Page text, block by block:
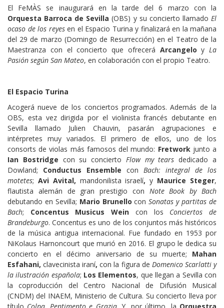
El FeMÀS se inaugurará en la tarde del 6 marzo con la
Orquesta Barroca de Sevilla (OBS) y su concierto llamado El
ocaso de los reyesen el Espacio Turina y finalizará en la mañana
del 29 de marzo (Domingo de Resurrección) en el Teatro de la
Maestranza con el concierto que ofrecerá Arcangelo y La
Pasión según San Mateo, en colaboración con el propio Teatro.
El Espacio Turina
Acogerá nueve de los conciertos programados. Además de la
OBS, esta vez dirigida por el violinista francés debutante en
Sevilla llamado Julien Chauvin, pasarán agrupaciones e
intérpretes muy variados. El primero de ellos, uno de los
consorts de violas más famosos del mundo: Fretworkjunto a
Ian Bostridge con su concierto Flow my tears dedicado a
Dowland; Conductus Ensemble con Bach: integral de los
motetes; Avi Avital, mandonilista israelí,y Maurice Steger,
flautista alemán de gran prestigio con Note Book by Bach
debutando en Sevilla; Mario BrunelloconSonatas y partitas de
Bach; Concentus Musicus Wein con los Conciertos de
Brandeburgo. Concentus es uno de los conjuntos más históricos
de la música antigua internacional. Fue fundado en 1953 por
NiKolaus Harnoncourt que murió en 2016. El grupo le dedica su
concierto en el décimo aniversario de su muerte; Mahan
Esfahani,clavecinista iraní, con la figura de Domenico Scarlatti y
la ilustración española; Los Elementos, que llegan a Sevilla con
la coproducción del Centro Nacional de Difusión Musical
(CNDM) del INAEM, Ministerio de Cultura. Su concierto lleva por